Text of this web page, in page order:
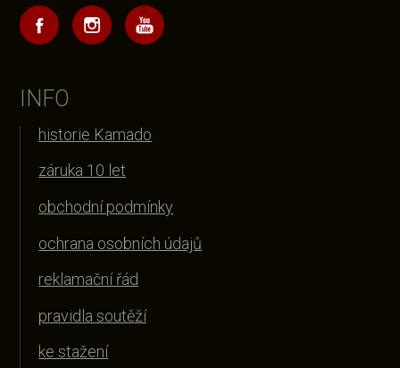
INFO
historie Kamado
záruka 10 let
obchodní podmínky
ochrana osobních údajů
reklamační řád
pravidla soutěží
ke stažení